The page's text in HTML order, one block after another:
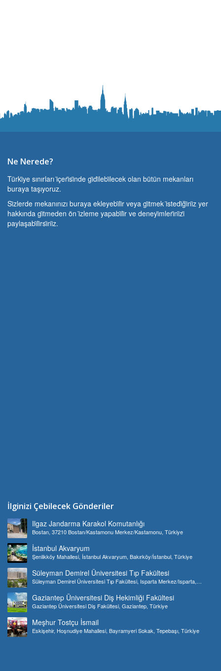
Ne Nerede?
Türki̇ye sınırları i̇çeri̇si̇nde gi̇di̇lebi̇lecek olan bütün mekanları
buraya taşıyoruz.
Si̇zlerde mekanınızı buraya ekleyebi̇li̇r veya gi̇tmek i̇stedi̇ği̇ni̇z yer
hakkında gi̇tmeden ön i̇zleme yapabi̇li̇r ve deneyi̇mleri̇ni̇zi̇
paylaşabi̇li̇rsi̇ni̇z.
İlginizi Çebilecek Gönderiler
Ilgaz Jandarma Karakol Komutanlığı
Bostan, 37210 Bostan/Kastamonu Merkez/Kastamonu, Türkiye
İstanbul Akvaryum
Şenlikköy Mahallesi, İstanbul Akvaryum, Bakırköy/İstanbul, Türkiye
Süleyman Demirel Üniversitesi Tıp Fakültesi
Süleyman Demirel Üniversitesi Tıp Fakültesi, Isparta Merkez/Isparta,
Gaziantep Üniversitesi Diş Hekimliği Fakültesi
Gaziantep Üniversitesi Diş Fakültesi, Gaziantep, Türkiye
Meşhur Tostçu İsmail
Eskişehir, Hoşnudiye Mahallesi, Bayramyeri Sokak, Tepebaşı, Türkiye